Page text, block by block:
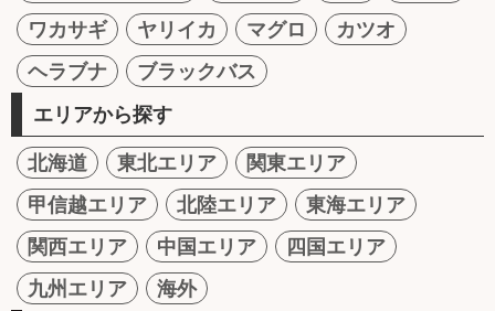
ワカサギ
ヤリイカ マグロ
カツオ
ヘラブナ
ブラックバス
エリアから探す
北海道 東北エリア
関東エリア
甲信越エリア
北陸エリア
東海エリア
関西エリア
中国エリア
四国エリア
九州エリア
海外